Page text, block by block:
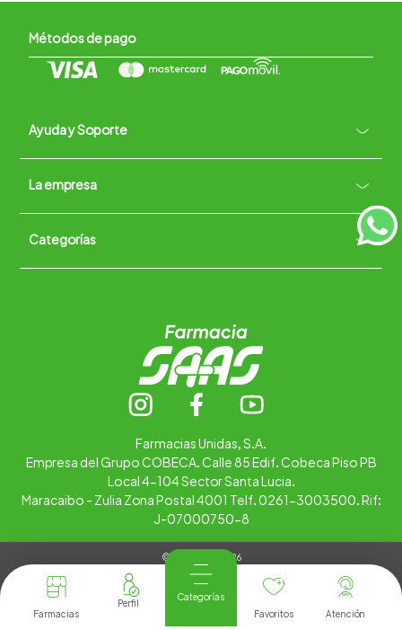
Farmacias
Categorías
Favoritos
Atención
Métodos de pago
Ayuda y Soporte +
Contacto vía WhatsApp
Términos y condiciones
La empresa +
Quiénes somos
Trabaja con nosotros
Categorías +
Farmacias Unidas, S.A.
Empresa del Grupo COBECA. Calle 85 Edif. Cobeca Piso PB
Local 4-104 Sector Santa Lucia.
Maracaibo - Zulia Zona Postal 4001 Telf. 0261-3003500. Rif:
J-07000750-8
© Copyright 2026
Tienda Virtual desarrollada por
Tecnología